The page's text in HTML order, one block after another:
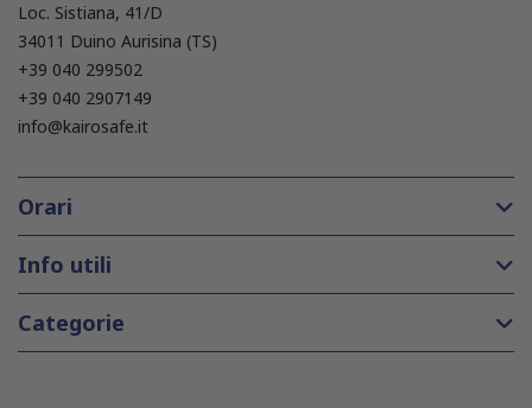
Loc. Sistiana, 41/D
34011 Duino Aurisina (TS)
+39 040 299502
+39 040 2907149
info@kairosafe.it
Orari
Info utili
Categorie